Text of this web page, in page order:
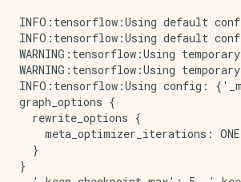
INFO:tensorflow:Evaluation [8/10]
INFO:tensorflow:Evaluation [8/10]
INFO:tensorflow:Evaluation [9/10]
INFO:tensorflow:Evaluation [9/10]
INFO:tensorflow:Inference Time :
INFO:tensorflow:Inference Time :
INFO:tensorflow:Finished
INFO:tensorflow:Finished
INFO:tensorflow:Saving dict for
INFO:tensorflow:Saving dict for
INFO:tensorflow:Saving
INFO:tensorflow:Using default
INFO:tensorflow:Using default
WARNING:tensorflow:Using
WARNING:tensorflow:Using
INFO:tensorflow:Using config:
graph_options {
  rewrite_options {
    meta_optimizer_iterations: ONE
  }
}